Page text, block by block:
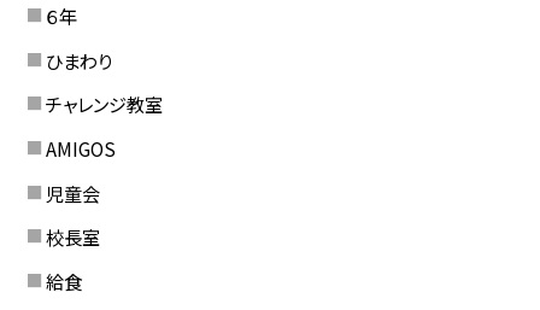
６年
ひまわり
チャレンジ教室
AMIGOS
児童会
校長室
給食